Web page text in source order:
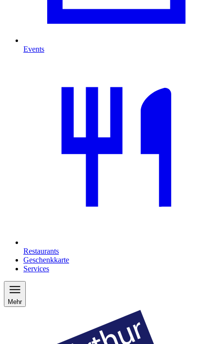
Events
Restaurants
Geschenkkarte
Services
Mehr